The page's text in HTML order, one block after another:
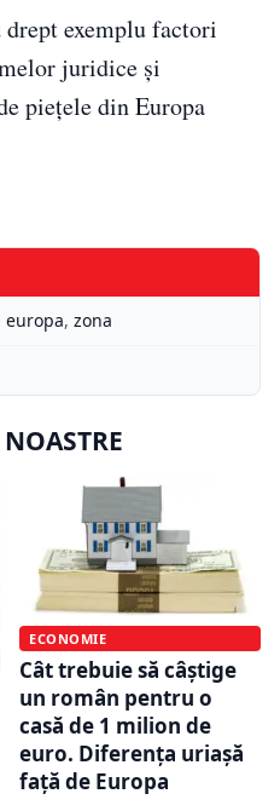
exemplu factori
juridice şi
pieţele din Europa
europa, zona
ECONOMIE
Cât trebuie să câștige
un român pentru o
casă de 1 milion de
euro. Diferența uriașă
față de Europa